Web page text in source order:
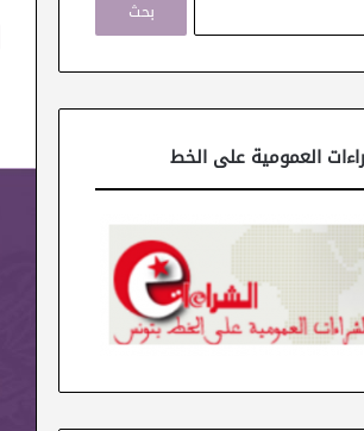
ح
ن
العمومية على الخط